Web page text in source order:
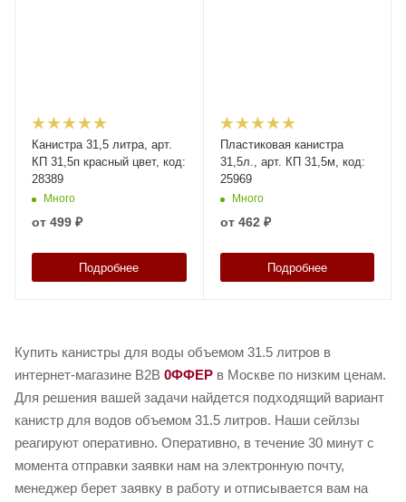
Канистра 31,5 литра, арт.
КП 31,5п красный цвет, код:
28389
Много
от 499 ₽
Подробнее
Пластиковая канистра
31,5л., арт. КП 31,5м, код:
25969
Много
от 462 ₽
Подробнее
Купить канистры для воды объемом 31.5 литров в
интернет-магазине B2B 0ФФЕР в Москве по низким ценам.
Для решения вашей задачи найдется подходящий вариант
канистр для водов объемом 31.5 литров. Наши сейлзы
реагируют оперативно. Оперативно, в течение 30 минут с
момента отправки заявки нам на электронную почту,
менеджер берет заявку в работу и отписывается вам на